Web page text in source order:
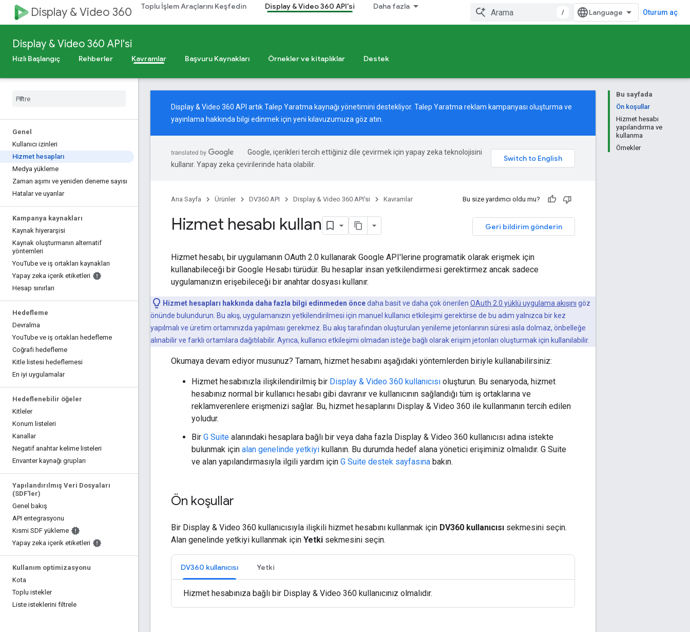
Display & Video 360 Toplu İşlem Araçlarını Keşfedin Display & Video 360 API'si Daha fazla
/ Oturum aç
Display & Video 360 API'si
Hızlı Başlangıç Rehberler Kavramlar Başvuru Kaynakları Örnekler ve kitaplıklar Destek
Genel
Kullanıcı izinleri
Hizmet hesapları
Medya yükleme
Zaman aşımı ve yeniden deneme sayısı
Hatalar ve uyarılar
Kampanya kaynakları
Kaynak hiyerarşisi
Kaynak oluşturmanın alternatif
yöntemleri
YouTube ve iş ortakları kaynakları
Yapay zeka içerik etiketleri
Hesap sınırları
Hedefleme
Devralma
YouTube ve iş ortakları hedefleme
Coğrafi hedefleme
Kitle listesi hedeflemesi
En iyi uygulamalar
Hedeflenebilir öğeler
Kitleler
Konum listeleri
Kanallar
Negatif anahtar kelime listeleri
Envanter kaynağı grupları
Yapılandırılmış Veri Dosyaları
(SDF'ler)
Genel bakış
API entegrasyonu
Kısmi SDF yükleme
Yapay zeka içerik etiketleri
Kullanım optimizasyonu
Kota
Toplu istekler
Liste isteklerini filtrele
Bu sayfada
Ön koşullar
Hizmet hesabı
yapılandırma ve
kullanma
Örnekler
Display & Video 360 API artık Talep Yaratma kaynağı yönetimini destekliyor. Talep Yaratma reklam kampanyası oluşturma ve
yayınlama hakkında bilgi edinmek için yeni kılavuzumuza göz atın.
Google, içerikleri tercih ettiğiniz dile çevirmek için yapay zeka teknolojisini
kullanır. Yapay zeka çevirilerinde hata olabilir.
Ana Sayfa Ürünler DV360 API Display & Video 360 API'si Kavramlar Bu size yardımcı oldu mu?
Geri bildirim gönderin
Hizmet hesabı kullan
Hizmet hesabı, bir uygulamanın OAuth 2.0 kullanarak Google API'lerine programatik olarak erişmek için
kullanabileceği bir Google Hesabı türüdür. Bu hesaplar insan yetkilendirmesi gerektirmez ancak sadece
uygulamanızın erişebileceği bir anahtar dosyası kullanır.
Hizmet hesapları hakkında daha fazla bilgi edinmeden öncedaha basit ve daha çok önerilen OAuth 2.0 yüklü uygulama akışını göz
önünde bulundurun. Bu akış, uygulamanızın yetkilendirilmesi için manuel kullanıcı etkileşimi gerektirse de bu adım yalnızca bir kez
yapılmalı ve üretim ortamınızda yapılması gerekmez. Bu akış tarafından oluşturulan yenileme jetonlarının süresi asla dolmaz, önbelleğe
alınabilir ve farklı ortamlara dağıtılabilir. Ayrıca, kullanıcı etkileşimi olmadan isteğe bağlı olarak erişim jetonları oluşturmak için kullanılabilir.
Okumaya devam ediyor musunuz? Tamam, hizmet hesabını aşağıdaki yöntemlerden biriyle kullanabilirsiniz:
Hizmet hesabınızla ilişkilendirilmiş bir Display & Video 360 kullanıcısı oluşturun. Bu senaryoda, hizmet
hesabınız normal bir kullanıcı hesabı gibi davranır ve kullanıcının sağlandığı tüm iş ortaklarına ve
reklamverenlere erişmenizi sağlar. Bu, hizmet hesaplarını Display & Video 360 ile kullanmanın tercih edilen
yoludur.
Bir G Suite alanındaki hesaplara bağlı bir veya daha fazla Display & Video 360 kullanıcısı adına istekte
bulunmak için alan genelinde yetkiyi kullanın. Bu durumda hedef alana yönetici erişiminiz olmalıdır. G Suite
ve alan yapılandırmasıyla ilgili yardım için G Suite destek sayfasına bakın.
Ön koşullar
Bir Display & Video 360 kullanıcısıyla ilişkili hizmet hesabını kullanmak için DV360 kullanıcısı sekmesini seçin.
Alan genelinde yetkiyi kullanmak için Yetki sekmesini seçin.
DV360 kullanıcısı Yetki
Hizmet hesabınıza bağlı bir Display & Video 360 kullanıcınız olmalıdır.